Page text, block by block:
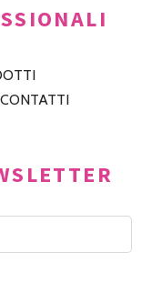
CONTATTI